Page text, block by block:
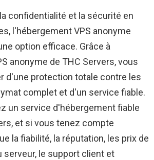
confidentialité et la sécurité en
l'hébergement VPS anonyme
option efficace. Grâce à
anonyme de THC Servers, vous
d'une protection totale contre les
complet et d'un service fiable.
un service d'hébergement fiable
et si vous tenez compte
la fiabilité, la réputation, les prix de
serveur, le support client et